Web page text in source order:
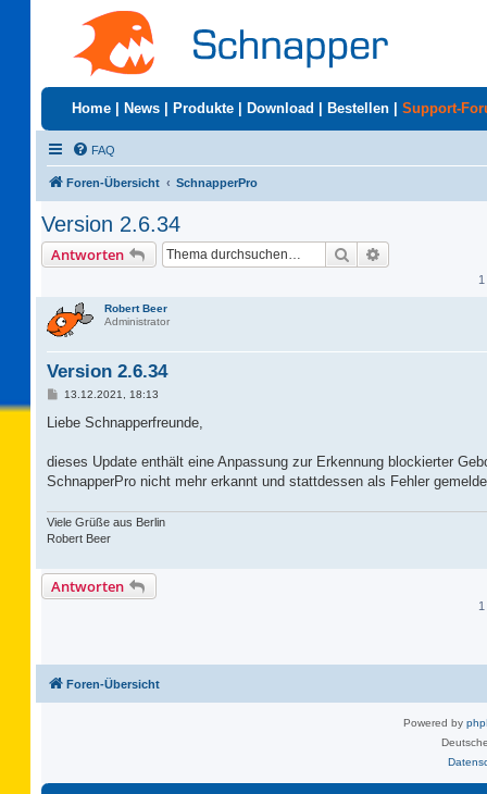
Home News Produkte Download Bestellen Support-
FAQ
Foren-Übersicht SchnapperPro
Version 2.6.34
Antworten Suche
Robert Beer
Administrator
Version 2.6.34
B
i
a
13.12.2021, 18:13
Liebe Schnapperfreunde,
dieses Update enthält eine Anpassung zur Erkennung blockierter
SchnapperPro nicht mehr erkannt und stattdessen als Fehler
Viele Grüße aus Berlin
Robert Beer
Antworten
Foren-Übersicht
Powered by